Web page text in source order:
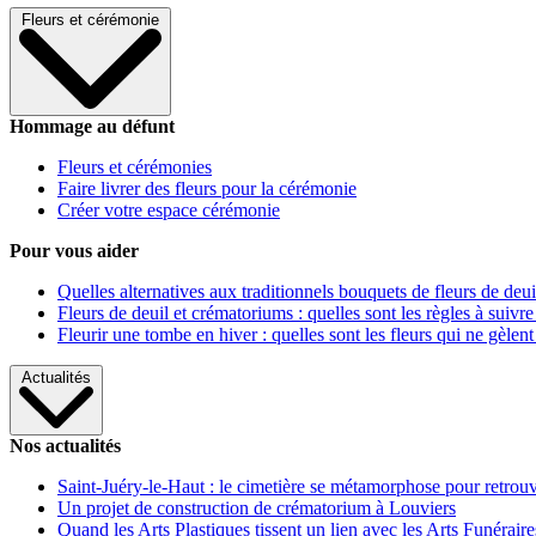
Fleurs et cérémonie
Hommage au défunt
Fleurs et cérémonies
Faire livrer des fleurs pour la cérémonie
Créer votre espace cérémonie
Pour vous aider
Quelles alternatives aux traditionnels bouquets de fleurs de
Fleurs de deuil et crématoriums : quelles sont les règles à
Fleurir une tombe en hiver : quelles sont les fleurs qui ne gèlent
Actualités
Nos actualités
Saint-Juéry-le-Haut : le cimetière se métamorphose pour
Un projet de construction de crématorium à Louviers
Quand les Arts Plastiques tissent un lien avec les Arts